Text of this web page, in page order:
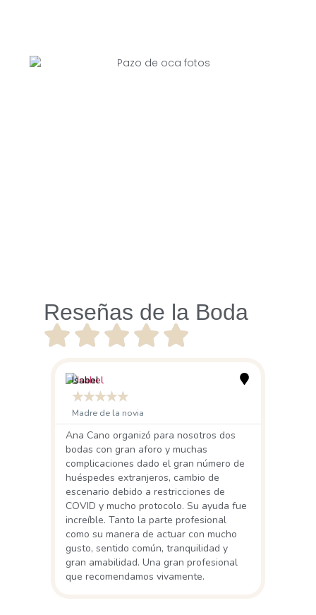
Reseñas de la Boda
Isabel
☆☆☆☆☆
Madre de la novia
Ana Cano organizó para nosotros dos
bodas con gran aforo y muchas
complicaciones dado el gran número de
huéspedes extranjeros, cambio de
escenario debido a restricciones de
COVID y mucho protocolo. Su ayuda fue
increíble. Tanto la parte profesional
como su manera de actuar con mucho
gusto, sentido común, tranquilidad y
gran amabilidad. Una gran profesional
que recomendamos vivamente.